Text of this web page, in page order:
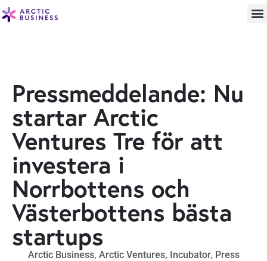
Pressmeddelande: Nu
startar Arctic
Ventures Tre för att
investera i
Norrbottens och
Västerbottens bästa
startups
Arctic Business, Arctic Ventures, Incubator, Press